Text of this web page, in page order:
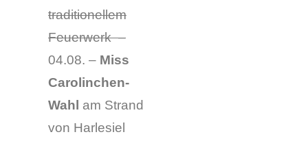
traditionellem
Feuerwerk–
04.08. – Miss
Carolinchen-
Wahl am Strand
von Harlesiel